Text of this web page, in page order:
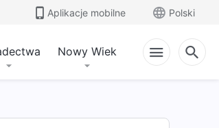
Aplikacje mobilne Polski
Nowy Wiek
161
Słowo Boże na każdy dzień:
Poznanie Boga | Fragment
Słowo Boże na każdy dzień: